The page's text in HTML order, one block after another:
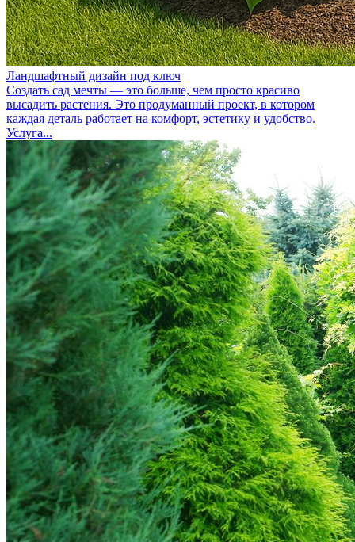
Ландшафтный дизайн под ключ
Создать сад мечты — это больше, чем просто красиво
высадить растения. Это продуманный проект, в котором
каждая деталь работает на комфорт, эстетику и удобство.
Услуга...